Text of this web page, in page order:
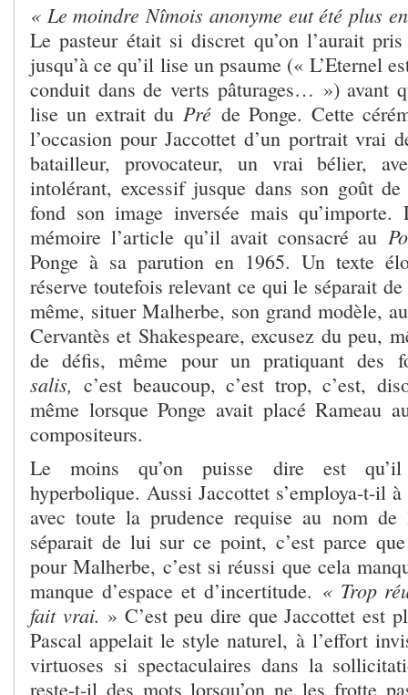
« Le moindre Nîmois anonyme eut été plus
Le pasteur était si discret qu’on l’aurait
jusqu’à ce qu’il lise un psaume (« L’Eternel
conduit dans de verts pâturages… ») avant
lise un extrait duPré de Ponge. Cette
l’occasion pour Jaccottet d’un portrait vrai
batailleur, provocateur, un vrai bélier,
intolérant, excessif jusque dans son goût
fond son image inversée mais
mémoire l’article qu’il avait consacré au
Ponge à sa parution en 1965. Un texte
réserve toutefois relevant ce qui le séparait
même, situer Malherbe, son grand modèle,
Cervantès et Shakespeare, excusez du peu,
de défis, même pour un pratiquant des
salis, c’est beaucoup, c’est trop, c’est,
même lorsque Ponge avait placé Rameau
compositeurs.
Le moins qu’on puisse dire est qu’il
hyperbolique. Aussi Jaccottet s’employa-t-il
avec toute la prudence requise au nom de
séparait de lui sur ce point, c’est parce
pour Malherbe, c’est si réussi que cela
manque d’espace et d’incertitude. « Trop
fait vrai. » C’est peu dire que Jaccottet est
Pascal appelait le style naturel, à l’effort
virtuoses si spectaculaires dans la
reste-t-il des mots lorsqu’on ne les frotte